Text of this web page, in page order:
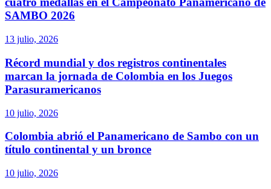
SAMBO 2026
13 julio, 2026
Récord mundial y dos registros continentales
marcan la jornada de Colombia en los Juegos
Parasuramericanos
10 julio, 2026
Colombia abrió el Panamericano de Sambo con un
título continental y un bronce
10 julio, 2026